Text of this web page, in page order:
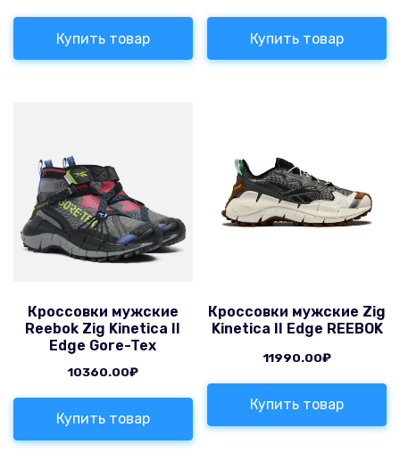
Купить товар Купить товар
Кроссовки мужские
Reebok Zig Kinetica II
Edge Gore-Tex
10360.00₽
Купить товар
Кроссовки мужские Zig
Kinetica II Edge REEBOK
11990.00₽
Купить товар